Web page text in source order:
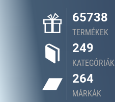
65738
TERMÉKEK
249
KATEGÓRIÁK
264
MÁRKÁK